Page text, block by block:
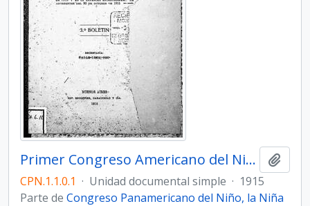
Primer Congreso Americano del Niño. 3er Boletín
CPN.1.1.0.1 · Unidad documental simple · 1915
Parte de Congreso Panamericano del Niño, la Niña